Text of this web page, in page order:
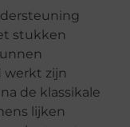
stukken
werkt zijn
de klassikale
lijken